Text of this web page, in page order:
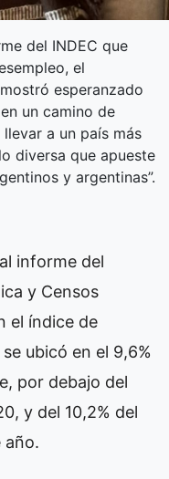
del INDEC que
el
esperanzado
un camino de
a un país más
diversa que apueste
y argentinas”.
informe del
y Censos
el índice de
ubicó en el 9,6%
por debajo del
y del 10,2% del
año.